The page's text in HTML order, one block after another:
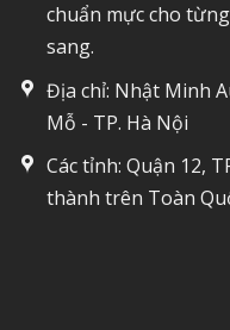
chuẩn mực cho
sang.
Địa chỉ: Nhật Minh
Mỗ - TP. Hà Nội
Các tỉnh: Quận 12,
thành trên Toàn